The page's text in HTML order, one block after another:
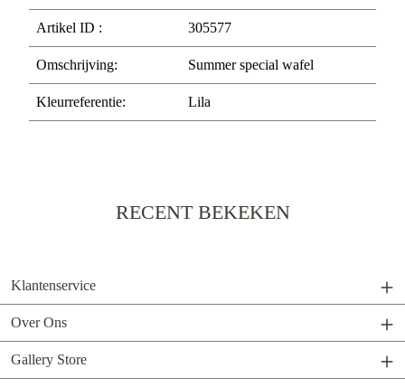
Artikel ID : 305577
Omschrijving: Summer special wafel
Kleurreferentie: Lila
RECENT BEKEKEN
Klantenservice
Over Ons
Gallery Store